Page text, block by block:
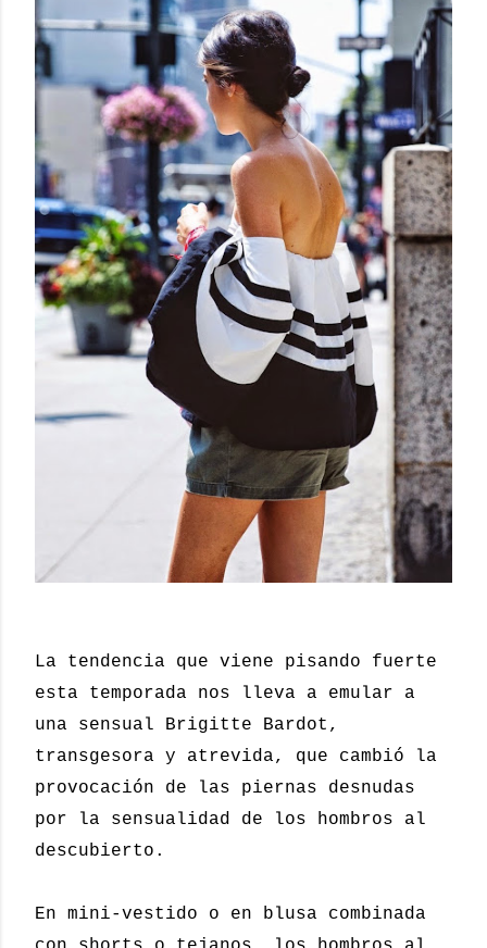
La tendencia que viene pisando fuerte
esta temporada nos lleva a emular a
una sensual Brigitte Bardot,
transgesora y atrevida, que cambió la
provocación de las piernas desnudas
por la sensualidad de los hombros al
descubierto.
En mini-vestido o en blusa combinada